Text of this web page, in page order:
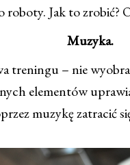
roboty. Jak to zrobić?
Muzyka.
– nie
elementów
muzykę zatracić